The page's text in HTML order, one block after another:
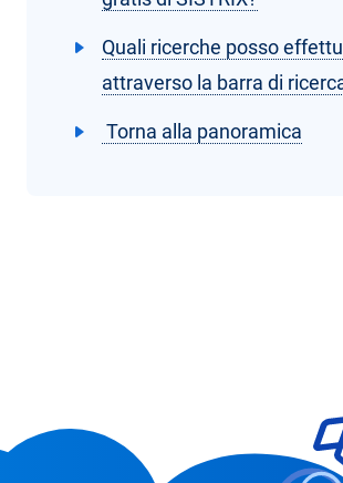
Quali ricerche posso
attraverso la barra di
Torna alla panoramica